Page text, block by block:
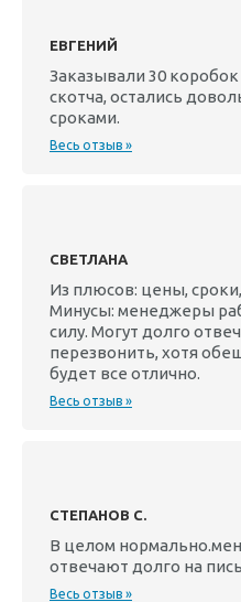
ЕВГЕНИЙ
Заказывали 30
скотча, остались
сроками.
Весь отзыв »
СВЕТЛАНА
Из плюсов: цены,
Минусы: менеджеры
силу. Могут долго
перезвонить, хотя
будет все отлично.
Весь отзыв »
СТЕПАНОВ С.
В целом
отвечают долго на
Весь отзыв »